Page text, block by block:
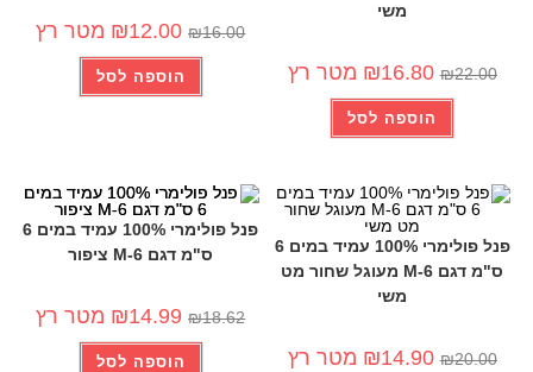
משי
₪22.00
₪16.80 מטר רץ
הוספה לסל
₪16.00
₪12.00 מטר רץ
הוספה לסל
פנל פולימרי 100% עמיד במים 6
ס"מ דגם 6-M מעוגל שחור מט
משי
₪20.00
₪14.90 מטר רץ
פנל פולימרי 100% עמיד במים 6
ס"מ דגם 6-M ציפור
₪18.62
₪14.99 מטר רץ
הוספה לסל